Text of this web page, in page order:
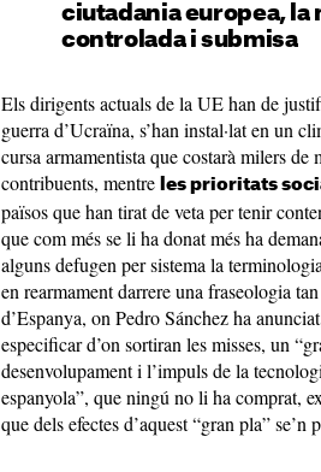
ciutadania europea,
controlada i submisa
Els dirigents actuals de la UE han de
guerra d’Ucraïna, s’han instal·lat en un
cursa armamentista que costarà milers de
contribuents, mentre les prioritats
països que han tirat de veta per tenir
que com més se li ha donat més ha
alguns defugen per sistema la
en rearmament darrere una fraseologia
d’Espanya, on Pedro Sánchez ha
especificar d’on sortiran les misses, un
desenvolupament i l’impuls de la
espanyola”, que ningú no li ha comprat,
que dels efectes d’aquest “gran pla”